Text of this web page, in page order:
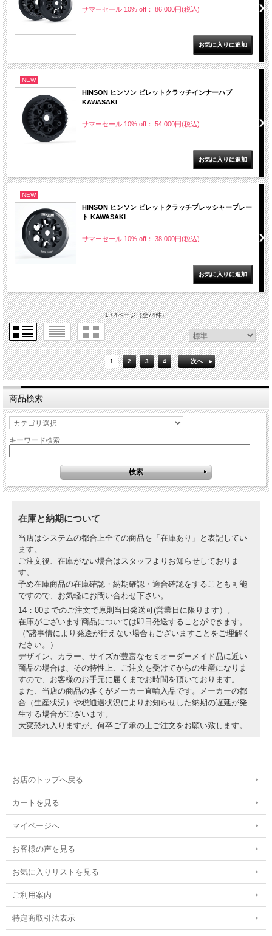
サマーセール 10% off： 86,000円(税込)
NEW
HINSON ヒンソン ビレットクラッチインナーハブ
KAWASAKI
サマーセール 10% off： 54,000円(税込)
NEW
HINSON ヒンソン ビレットクラッチプレッシャープレー
ト KAWASAKI
サマーセール 10% off： 38,000円(税込)
1 / 4ページ（全74件）
1 2 3 4 次へ
商品検索
キーワード検索
在庫と納期について
当店はシステムの都合上全ての商品を「在庫あり」と表記してい
ます。
ご注文後、在庫がない場合はスタッフよりお知らせしておりま
す。
予め在庫商品の在庫確認・納期確認・適合確認をすることも可能
ですので、お気軽にお問い合わせ下さい。
14：00までのご注文で原則当日発送可(営業日に限ります）。
在庫がございます商品については即日発送することができます。
（*諸事情により発送が行えない場合もございますことをご理解く
ださい。）
デザイン、カラー、サイズが豊富なセミオーダーメイド品に近い
商品の場合は、その特性上、ご注文を受けてからの生産になりま
すので、お客様のお手元に届くまでお時間を頂いております。
また、当店の商品の多くがメーカー直輸入品です。メーカーの都
合（生産状況）や税通過状況によりお知らせした納期の遅延が発
生する場合がございます。
大変恐れ入りますが、何卒ご了承の上ご注文をお願い致します。
お店のトップへ戻る
カートを見る
マイページへ
お客様の声を見る
お気に入りリストを見る
ご利用案内
特定商取引法表示